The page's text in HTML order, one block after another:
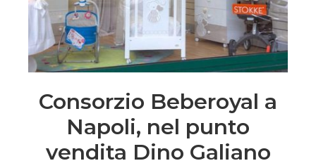
Consorzio Beberoyal a
Napoli, nel punto
vendita Dino Galiano